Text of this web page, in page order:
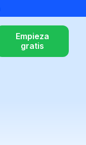
Empieza
gratis